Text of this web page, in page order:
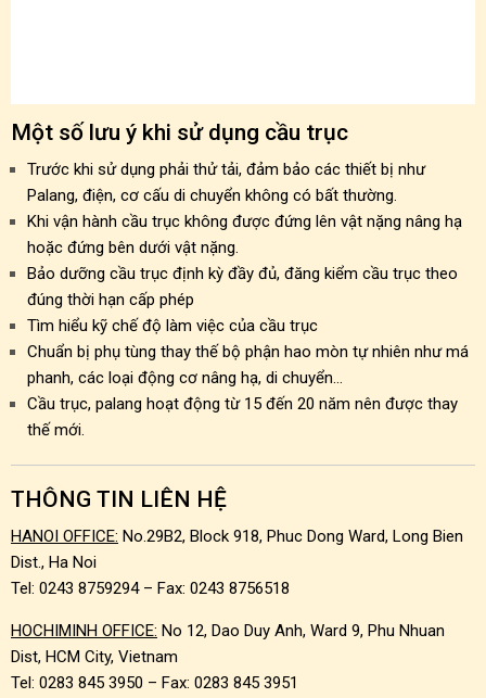
Một số lưu ý khi sử dụng cầu trục
Trước khi sử dụng phải thử tải, đảm bảo các thiết bị như
Palang, điện, cơ cấu di chuyển không có bất thường.
Khi vận hành cầu trục không được đứng lên vật nặng nâng hạ
hoặc đứng bên dưới vật nặng.
Bảo dưỡng cầu trục định kỳ đầy đủ, đăng kiểm cầu trục theo
đúng thời hạn cấp phép
Tìm hiểu kỹ chế độ làm việc của cầu trục
Chuẩn bị phụ tùng thay thế bộ phận hao mòn tự nhiên như má
phanh, các loại động cơ nâng hạ, di chuyển…
Cầu trục, palang hoạt động từ 15 đến 20 năm nên được thay
thế mới.
THÔNG TIN LIÊN HỆ
HANOI OFFICE: No.29B2, Block 918, Phuc Dong Ward, Long Bien
Dist., Ha Noi
Tel: 0243 8759294 – Fax: 0243 8756518
HOCHIMINH OFFICE: No 12, Dao Duy Anh, Ward 9, Phu Nhuan
Dist, HCM City, Vietnam
Tel: 0283 845 3950 – Fax: 0283 845 3951